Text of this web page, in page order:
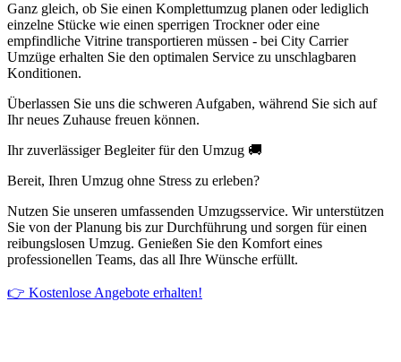
Ganz gleich, ob Sie einen Komplettumzug planen oder lediglich
einzelne Stücke wie einen sperrigen Trockner oder eine
empfindliche Vitrine transportieren müssen - bei City Carrier
Umzüge erhalten Sie den optimalen Service zu unschlagbaren
Konditionen.
Überlassen Sie uns die schweren Aufgaben, während Sie sich auf
Ihr neues Zuhause freuen können.
Ihr zuverlässiger Begleiter für den Umzug 🚚
Bereit, Ihren Umzug ohne Stress zu erleben?
Nutzen Sie unseren umfassenden Umzugsservice. Wir unterstützen
Sie von der Planung bis zur Durchführung und sorgen für einen
reibungslosen Umzug. Genießen Sie den Komfort eines
professionellen Teams, das all Ihre Wünsche erfüllt.
👉 Kostenlose Angebote erhalten!